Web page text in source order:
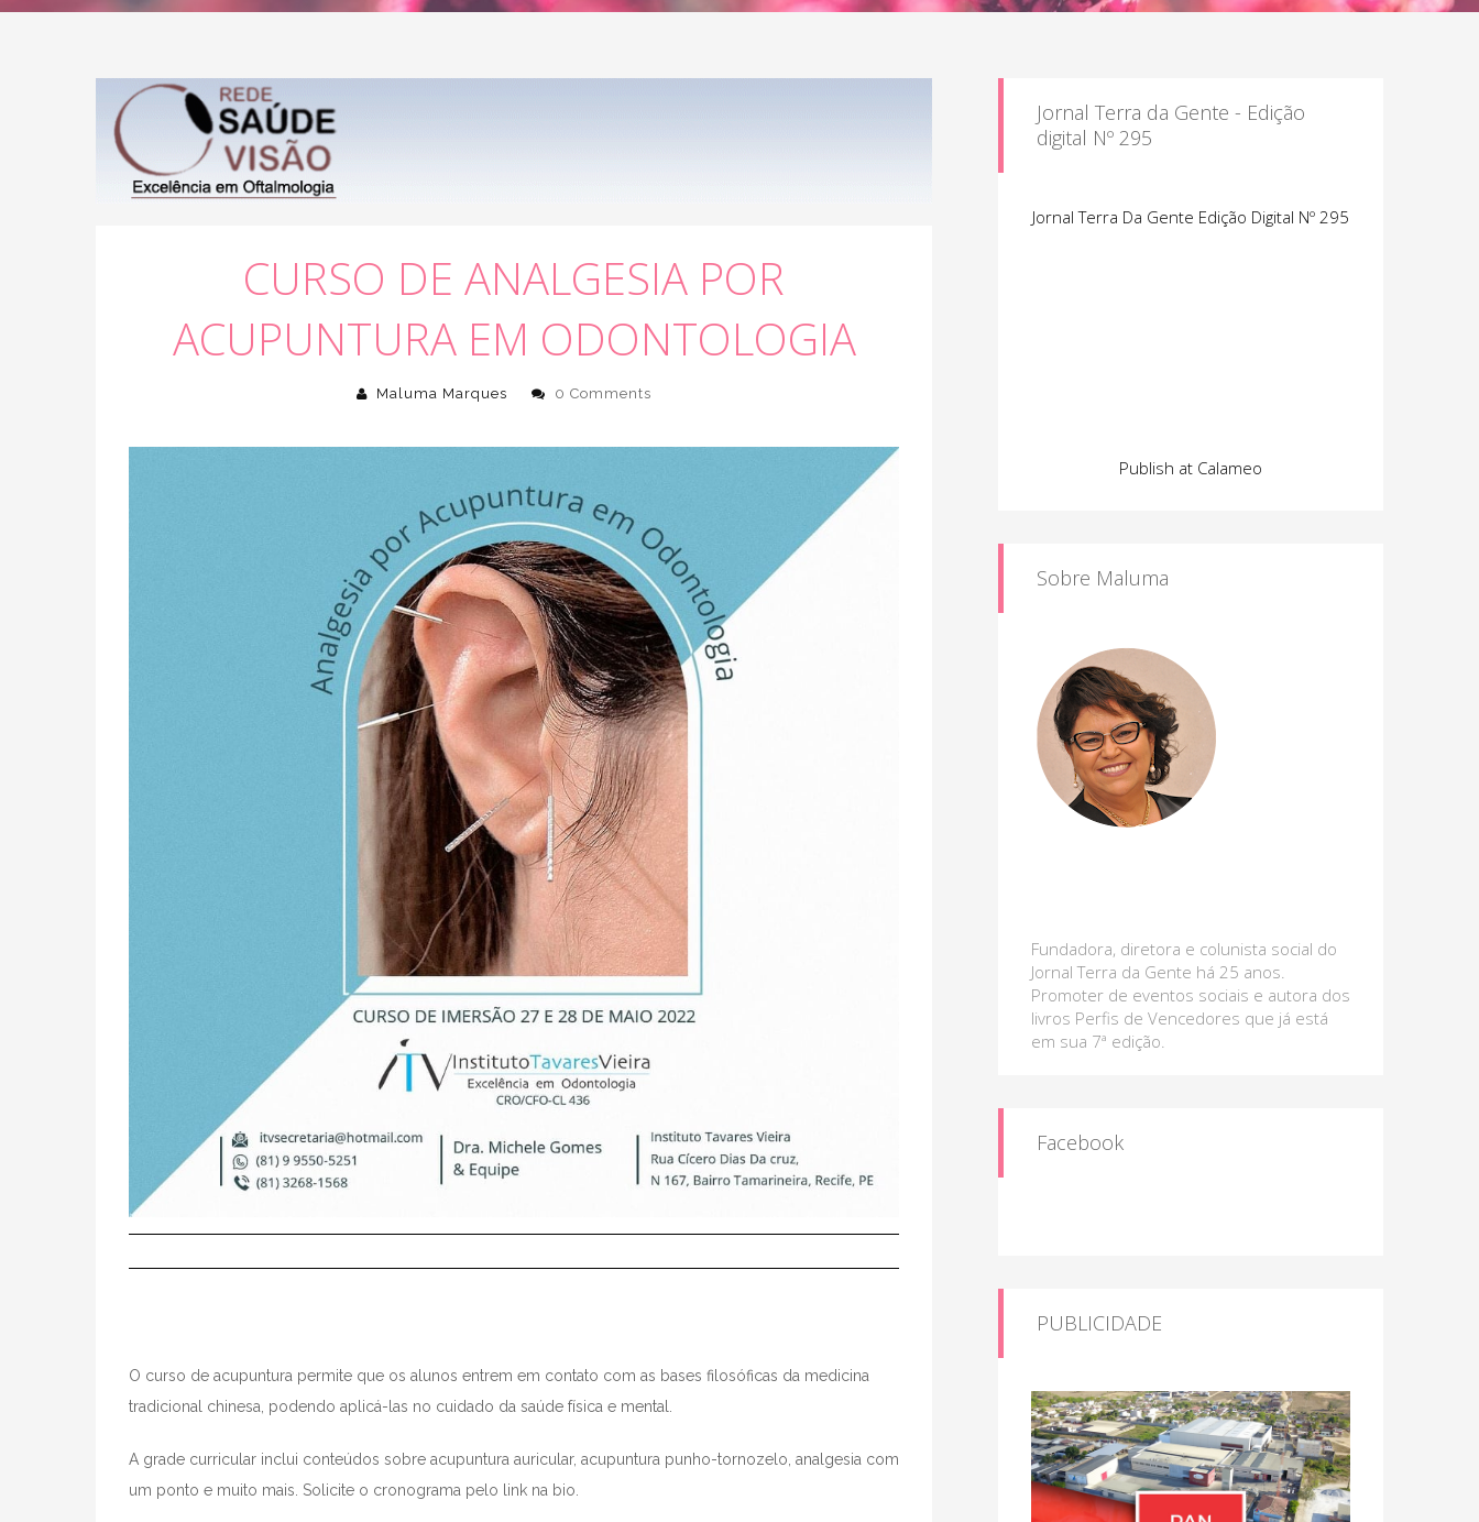
CURSO DE ANALGESIA POR
ACUPUNTURA EM ODONTOLOGIA
Maluma Marques 0 Comments
O curso de acupuntura permite que os alunos entrem em contato com as bases filosóficas da medicina
tradicional chinesa, podendo aplicá-las no cuidado da saúde física e mental.
A grade curricular inclui conteúdos sobre acupuntura auricular, acupuntura punho-tornozelo, analgesia com
um ponto e muito mais. Solicite o cronograma pelo link na bio.
Jornal Terra da Gente - Edição
digital Nº 295
Jornal Terra Da Gente Edição Digital Nº 295
Publish at Calameo
Sobre Maluma
Fundadora, diretora e colunista social do
Jornal Terra da Gente há 25 anos.
Promoter de eventos sociais e autora dos
livros Perfis de Vencedores que já está
em sua 7ª edição.
Facebook
PUBLICIDADE